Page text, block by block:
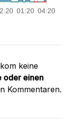
keine
oder einen
Kommentaren.